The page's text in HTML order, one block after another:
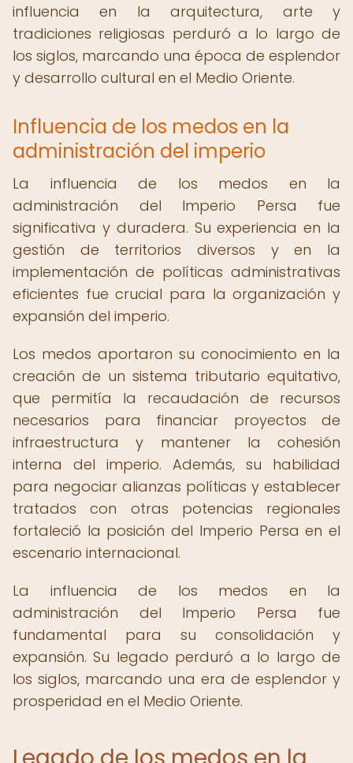
influencia en la arquitectura, arte y
tradiciones religiosas perduró a lo largo de
los siglos, marcando una época de esplendor
y desarrollo cultural en el Medio Oriente.
Influencia de los medos en la
administración del imperio
La influencia de los medos en la
administración del Imperio Persa fue
significativa y duradera. Su experiencia en la
gestión de territorios diversos y en la
implementación de políticas administrativas
eficientes fue crucial para la organización y
expansión del imperio.
Los medos aportaron su conocimiento en la
creación de un sistema tributario equitativo,
que permitía la recaudación de recursos
necesarios para financiar proyectos de
infraestructura y mantener la cohesión
interna del imperio. Además, su habilidad
para negociar alianzas políticas y establecer
tratados con otras potencias regionales
fortaleció la posición del Imperio Persa en el
escenario internacional.
La influencia de los medos en la
administración del Imperio Persa fue
fundamental para su consolidación y
expansión. Su legado perduró a lo largo de
los siglos, marcando una era de esplendor y
prosperidad en el Medio Oriente.